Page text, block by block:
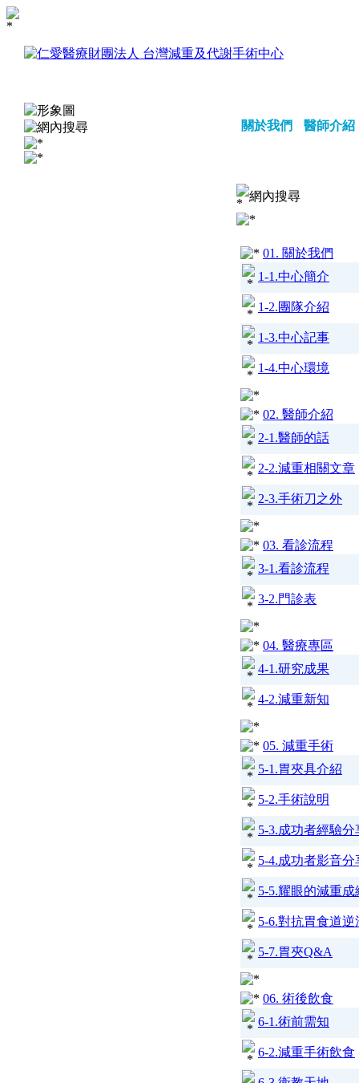
關於我們 醫師介紹
網內搜尋
01. 關於我們
1-1.中心簡介
1-2.團隊介紹
1-3.中心記事
1-4.中心環境
02. 醫師介紹
2-1.醫師的話
2-2.減重相關文章
2-3.手術刀之外
03. 看診流程
3-1.看診流程
3-2.門診表
04. 醫療專區
4-1.研究成果
4-2.減重新知
05. 減重手術
5-1.胃夾具介紹
5-2.手術說明
5-3.成功者經驗分
5-4.成功者影音分
5-5.耀眼的減重成
5-6.對抗胃食道逆
5-7.胃夾Q&A
06. 術後飲食
6-1.術前需知
6-2.減重手術飲食